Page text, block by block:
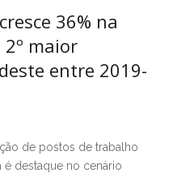
36% na
maior
entre 2019-
de postos de trabalho
é destaque no cenário